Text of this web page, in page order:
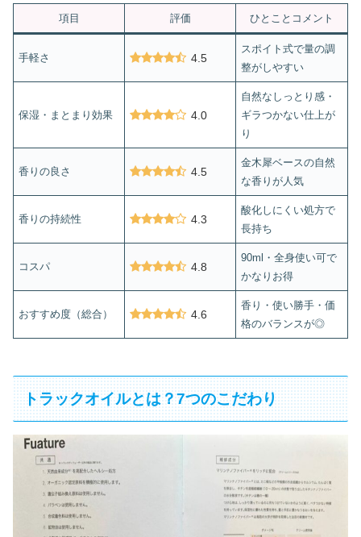
項目 評価 ひとことコメント
手軽さ 4.5
スポイト式で量の調
整がしやすい
保湿・まとまり効果 4.0
自然なしっとり感・
ギラつかない仕上が
り
香りの良さ 4.5
金木犀ベースの自然
な香りが人気
香りの持続性 4.3
酸化しにくい処方で
長持ち
コスパ 4.8
90ml・全身使い可で
かなりお得
おすすめ度（総合） 4.6
香り・使い勝手・価
格のバランスが◎
トラックオイルとは？7つのこだわり